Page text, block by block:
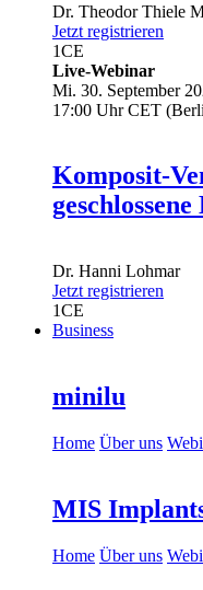
Dr. Theodor Thiele
Jetzt registrieren
1CE
Live-Webinar
Mi. 30. September
17:00 Uhr CET
Komposit-
Dr. Hanni Lohmar
Jetzt registrieren
1CE
Business
minilu
Home Über uns
MIS
Home Über uns